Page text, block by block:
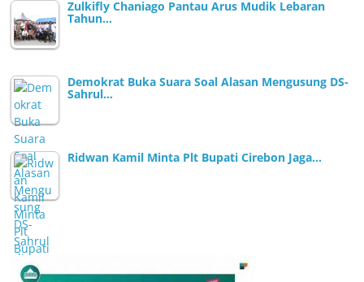
Zulkifly Chaniago Pantau Arus Mudik Lebaran
Tahun…
Demokrat Buka Suara Soal Alasan Mengusung DS-
Sahrul…
Ridwan Kamil Minta Plt Bupati Cirebon Jaga…